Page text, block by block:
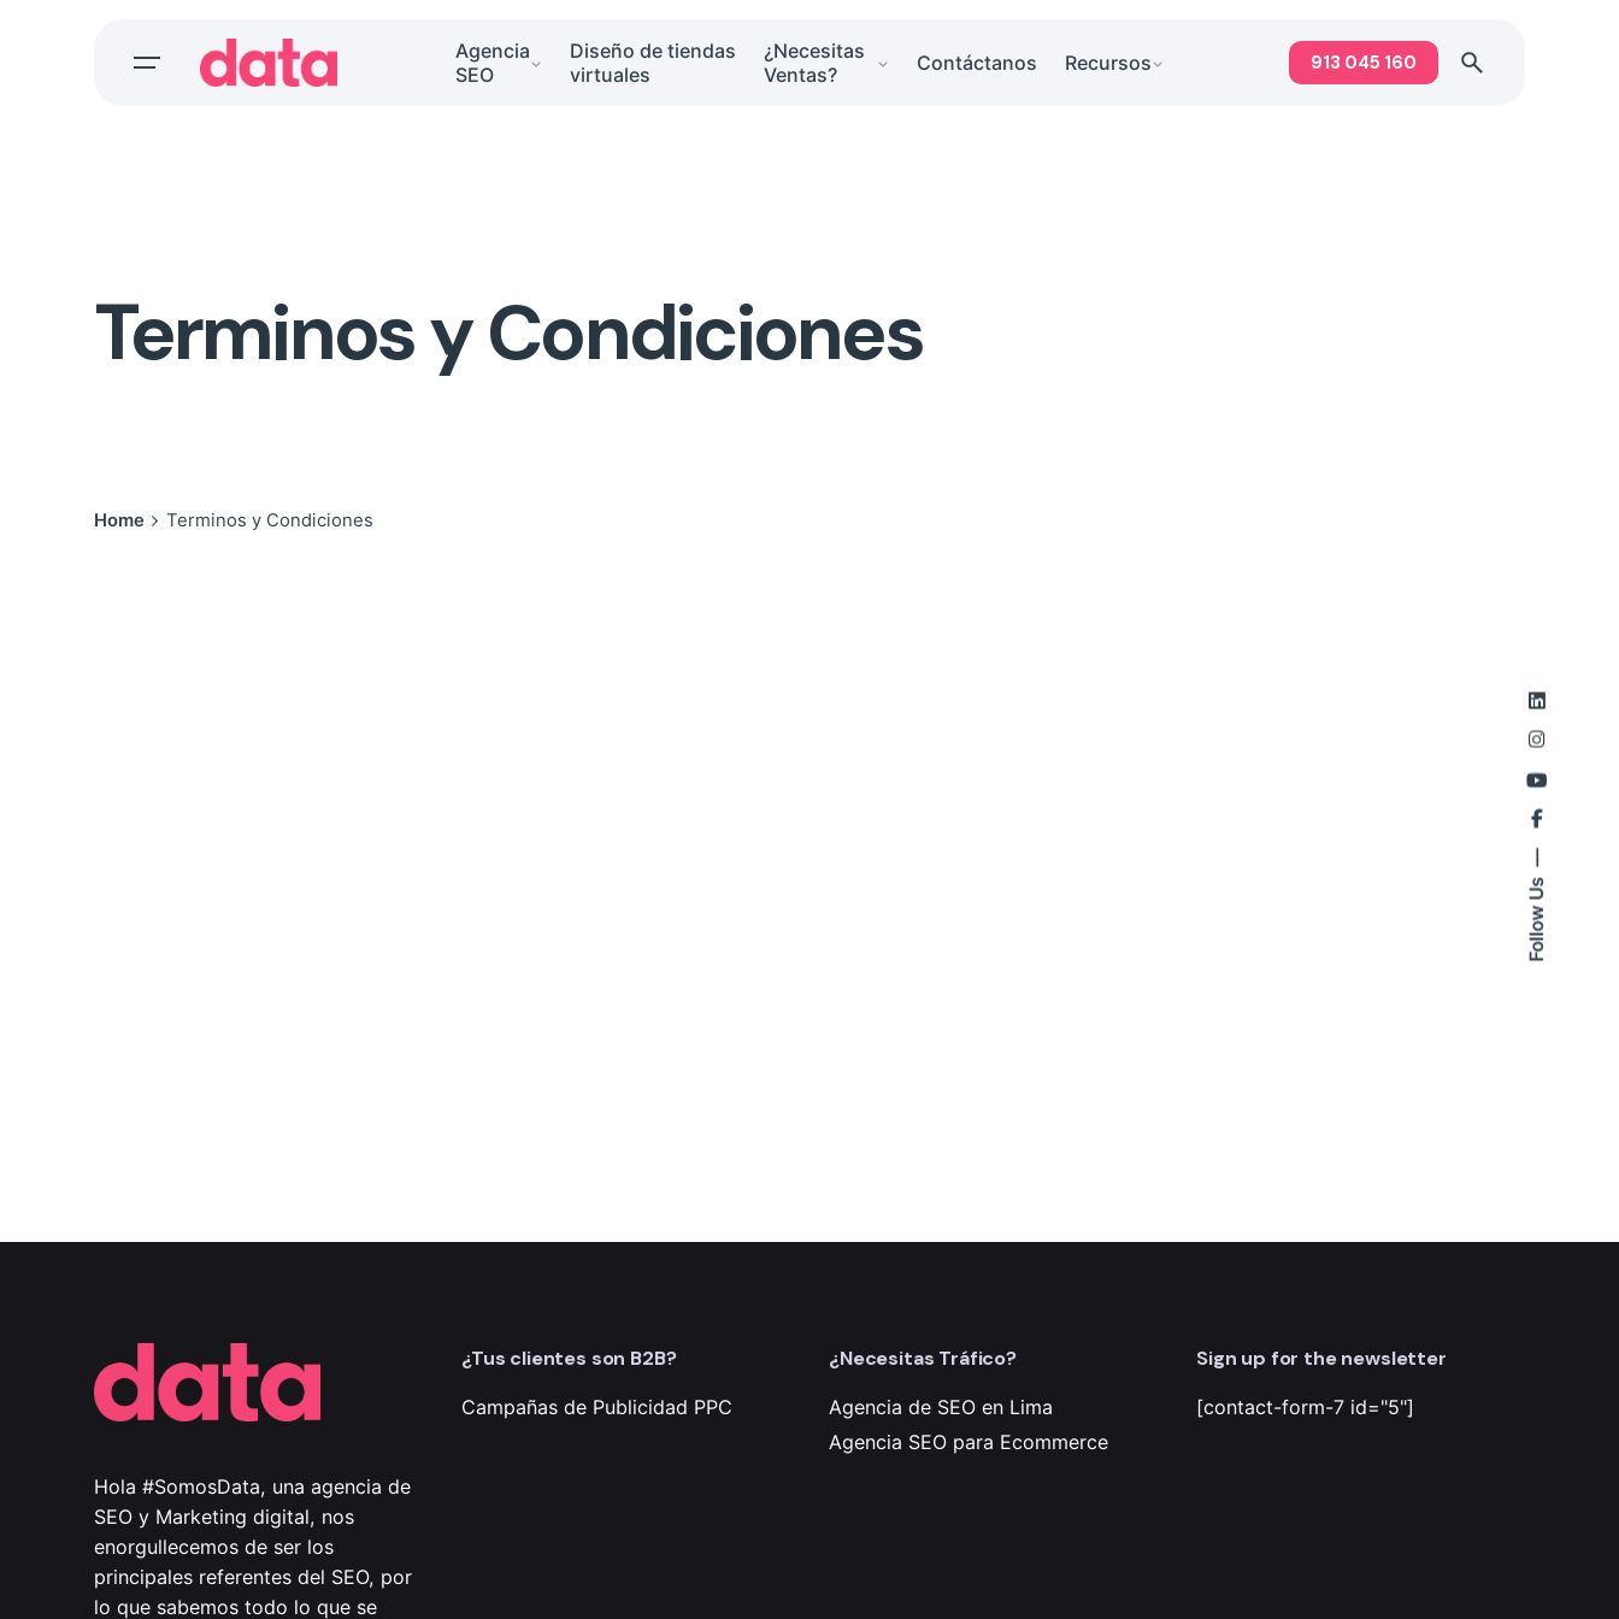
Follow Us
Agencia
SEO
Diseño de tiendas
virtuales
¿Necesitas
Ventas?
Contáctanos Recursos 913 045 160
Terminos y Condiciones
Home Terminos y Condiciones
Hola #SomosData, una agencia de
SEO y Marketing digital, nos
enorgullecemos de ser los
principales referentes del SEO, por
lo que sabemos todo lo que se
¿Tus clientes son B2B?
Campañas de Publicidad PPC
¿Necesitas Tráfico?
Agencia de SEO en Lima
Agencia SEO para Ecommerce
Sign up for the newsletter
[contact-form-7 id="5"]